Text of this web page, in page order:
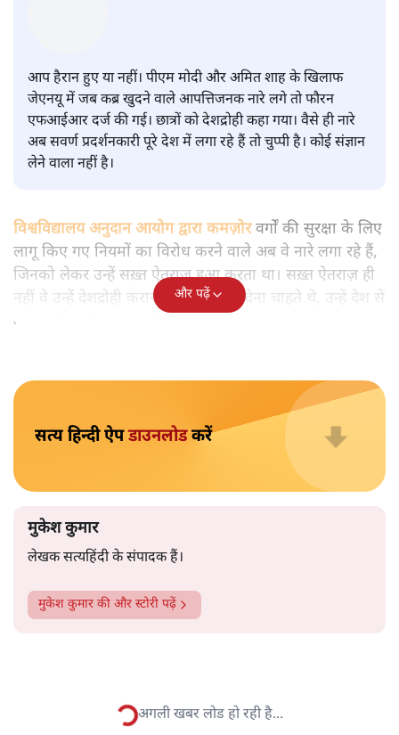
क्यों
विश्लेषण| मुकेश कुमार | 29 JAN, 2026
आप हैरान हुए या नहीं। पीएम मोदी और अमित शाह के खिलाफ
जेएनयू में जब कब्र खुदने वाले आपत्तिजनक नारे लगे तो फौरन
एफआईआर दर्ज की गई। छात्रों को देशद्रोही कहा गया। वैसे ही नारे
अब सवर्ण प्रदर्शनकारी पूरे देश में लगा रहे हैं तो चुप्पी है। कोई संज्ञान
लागू किए गए नियमों का विरोध करने वाले अब वे नारे लगा रहे हैं,